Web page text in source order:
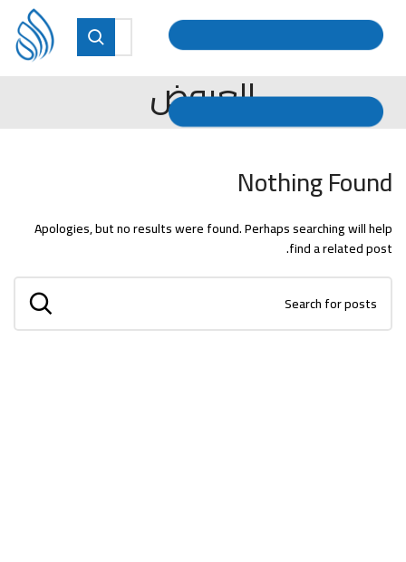
العروض
Nothing Found
Apologies, but no results were found. Perhaps searching will help
find a related post.